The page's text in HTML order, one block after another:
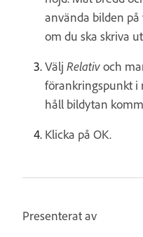
använda bilden
om du ska skriva
Välj Relativoch
förankringspunkt i
håll bildytan
Klicka på OK.
Presenterat av